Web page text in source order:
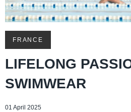
FRANCE
LIFELONG
SWIMWEAR
01 April 2025